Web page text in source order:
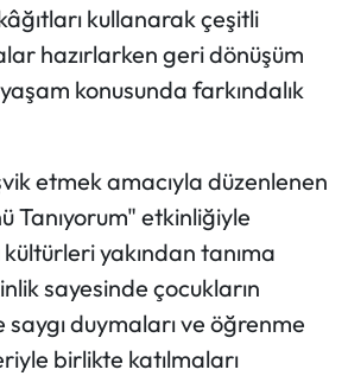
kullanarak çeşitli
hazırlarken geri dönüşüm
konusunda farkındalık
etmek amacıyla düzenlenen
Tanıyorum" etkinliğiyle
yakından tanıma
sayesinde çocukların
duymaları ve öğrenme
birlikte katılmaları